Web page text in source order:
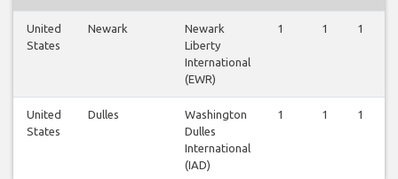
United
States
Newark
Newark
Liberty
International
(EWR)
1 1 1
United
States
Dulles
Washington
Dulles
International
(IAD)
1 1 1